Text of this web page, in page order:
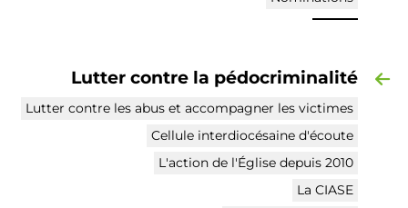
Lutter contre la pédocriminalité
Lutter contre les abus et accompagner les victimes
Cellule interdiocésaine d'écoute
L'action de l'Église depuis 2010
La CIASE